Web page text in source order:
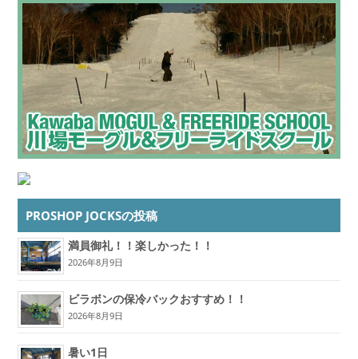
PROSHOP JOCKSの投稿
満員御礼！！楽しかった！！
2026年8月9日
ビラボンの保冷バックおすすめ！！
2026年8月9日
暑い1日